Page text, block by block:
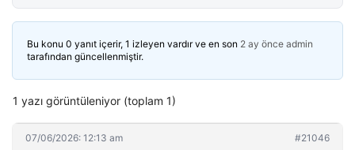
Bu konu 0 yanıt içerir, 1 izleyen vardır ve en son 2 ay önce admin
tarafından güncellenmiştir.
1 yazı görüntüleniyor (toplam 1)
07/06/2026: 12:13 am #21046